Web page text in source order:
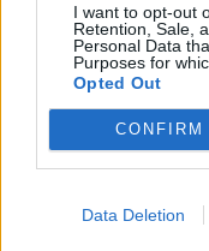
I want to opt-out
Retention, Sale,
Personal Data
Purposes for
Opted Out
CONFIRM
Data Deletion
LIITTYVÄT ARTIKKELIT